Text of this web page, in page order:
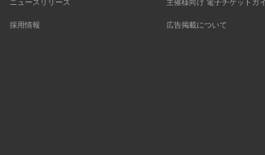
ニュースリリース
採用情報
主催様向け 電子チケットガ
広告掲載について